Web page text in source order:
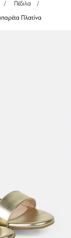
/ Πέδιλα /
Πλατίνα